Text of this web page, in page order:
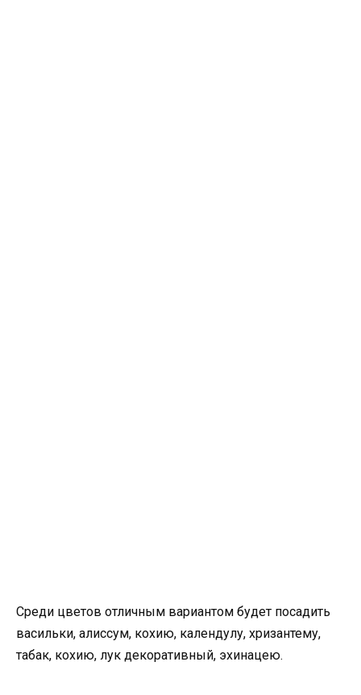
Среди цветов отличным вариантом будет посадить
васильки, алиссум, кохию, календулу, хризантему,
табак, кохию, лук декоративный, эхинацею.